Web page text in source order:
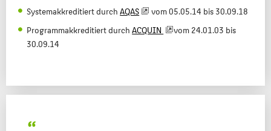
Systemakkreditiert durchAQAS
vom 05.05.14 bis 30.09.18
Programmakkreditiert durchACQUIN
vom 24.01.03 bis
30.09.14